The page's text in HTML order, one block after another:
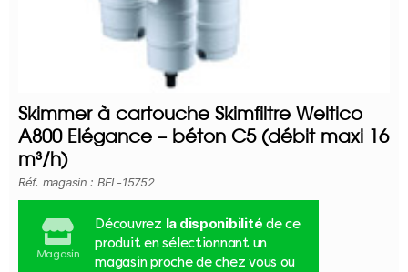
Skimmer à cartouche Skimfiltre Weltico
A800 Elégance – béton C5 (débit maxi 16
m³/h)
Réf. magasin : BEL-15752
Magasin
Découvrez la disponibilité de ce
produit en sélectionnant un
magasin proche de chez vous ou